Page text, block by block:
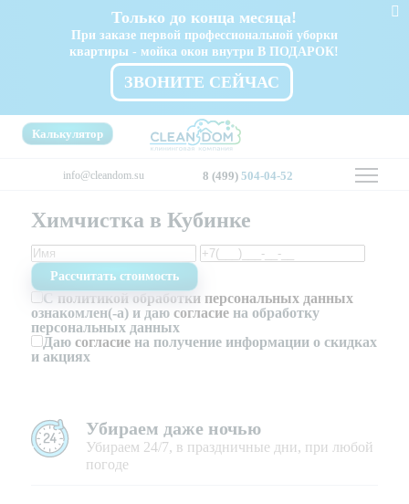
Только до конца месяца!
При заказе первой профессиональной уборки
квартиры - мойка окон внутри В ПОДАРОК!
ЗВОНИТЕ СЕЙЧАС
info@cleandom.su 8 (499)504-04-52
Калькулятор
Химчистка в Кубинке
С политикой обработки персональных данных
ознакомлен(-а) и даю согласиена обработку
персональных данных
Даю согласиена получение информации о скидках
и акциях
Убираем даже ночью
Убираем 24/7, в праздничные дни, при любой
погоде